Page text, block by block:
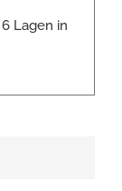
Lagen in